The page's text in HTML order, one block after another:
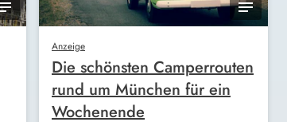
Anzeige
Die schönsten Camperrouten
rund um München für ein
Wochenende